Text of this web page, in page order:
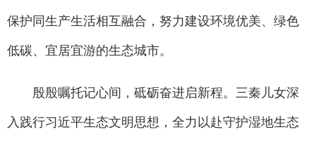
保护同生产生活相互融合，努力建设环境优美、绿色
低碳、宜居宜游的生态城市。
殷殷嘱托记心间，砥砺奋进启新程。三秦儿女深
入践行习近平生态文明思想，全力以赴守护湿地生态